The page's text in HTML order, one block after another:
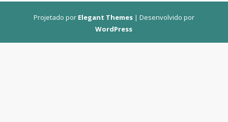
Projetado por Elegant Themes| Desenvolvido por
WordPress